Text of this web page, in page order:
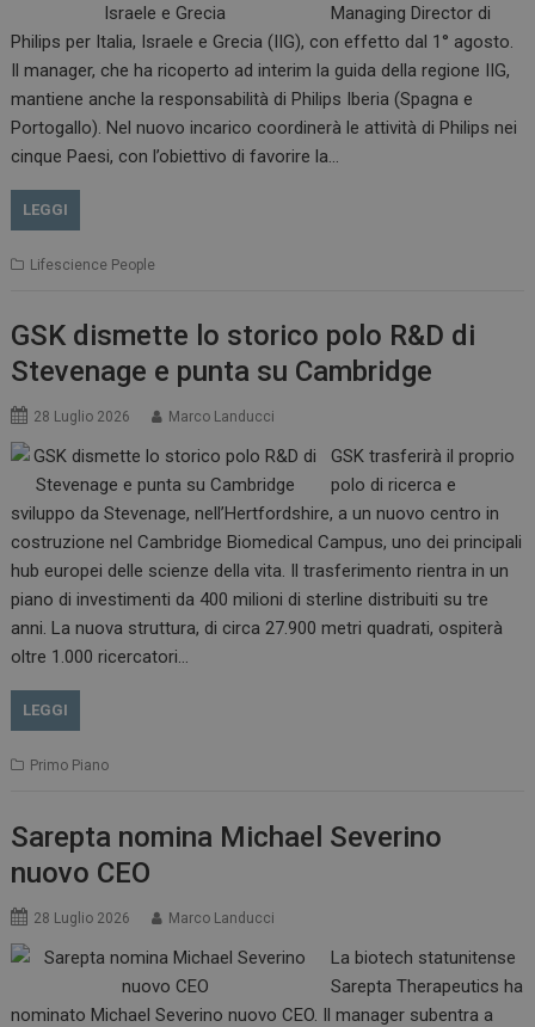
Managing Director di
Philips per Italia, Israele e Grecia (IIG), con effetto dal 1° agosto.
Il manager, che ha ricoperto ad interim la guida della regione IIG,
mantiene anche la responsabilità di Philips Iberia (Spagna e
Portogallo). Nel nuovo incarico coordinerà le attività di Philips nei
cinque Paesi, con l’obiettivo di favorire la…
LEGGI
Lifescience People
GSK dismette lo storico polo R&D di
Stevenage e punta su Cambridge
28 Luglio 2026 Marco Landucci
GSK trasferirà il proprio
polo di ricerca e
sviluppo da Stevenage, nell’Hertfordshire, a un nuovo centro in
costruzione nel Cambridge Biomedical Campus, uno dei principali
hub europei delle scienze della vita. Il trasferimento rientra in un
piano di investimenti da 400 milioni di sterline distribuiti su tre
anni. La nuova struttura, di circa 27.900 metri quadrati, ospiterà
oltre 1.000 ricercatori…
LEGGI
Primo Piano
Sarepta nomina Michael Severino
nuovo CEO
28 Luglio 2026 Marco Landucci
La biotech statunitense
Sarepta Therapeutics ha
nominato Michael Severino nuovo CEO. Il manager subentra a